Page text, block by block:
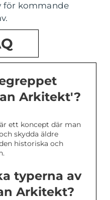
för kommande
Arkitekt'?
ett koncept där man
skydda äldre
historiska och
typerna av
Arkitekt?